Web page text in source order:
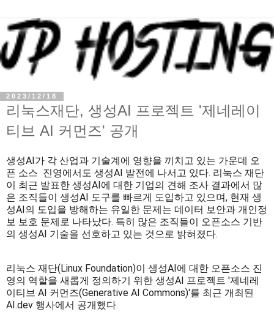
2023/12/18
리눅스재단, 생성AI 프로젝트 '제네레이
티브 AI 커먼즈' 공개
생성AI가 각 산업과 기술계에 영향을 끼치고 있는 가운데 오
픈 소스 진영에서도 생성AI 발전에 나서고 있다. 리눅스 재단
이 최근 발표한 생성AI에 대한 기업의 견해 조사 결과에서 많
은 조직들이 생성AI 도구를 빠르게 도입하고 있으며, 현재 생
성AI의 도입을 방해하는 유일한 문제는 데이터 보안과 개인정
보 보호 문제로 나타났다. 특히 많은 조직들이 오픈소스 기반
의 생성AI 기술을 선호하고 있는 것으로 밝혀졌다.
리눅스 재단(Linux Foundation)이 생성AI에 대한 오픈소스 진
영의 역할을 새롭게 정의하기 위한 생성AI 프로젝트 '제네레
이티브 AI 커먼즈(Generative AI Commons)'를 최근 개최된
AI.dev 행사에서 공개했다.